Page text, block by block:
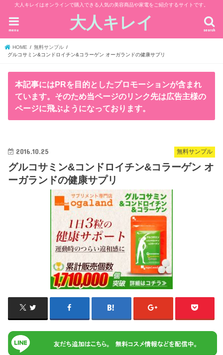
大人キレイはオンラインで購入できる人気の美容商品や家電をご紹介するサイトです。
大人キレイ search
menu
HOME
無料サンプル
グルコサミン&コンドロイチン&コラーゲン オーガランドの健康サプリ
本記事にはPRを目的としたプロモーションが含まれ
ています。そのため当ページのリンク先は広告主様の
ページに飛ぶようになっております。
無料サンプル
2016.10.25
グルコサミン&コンドロイチン&コラーゲン オ
ーガランドの健康サプリ